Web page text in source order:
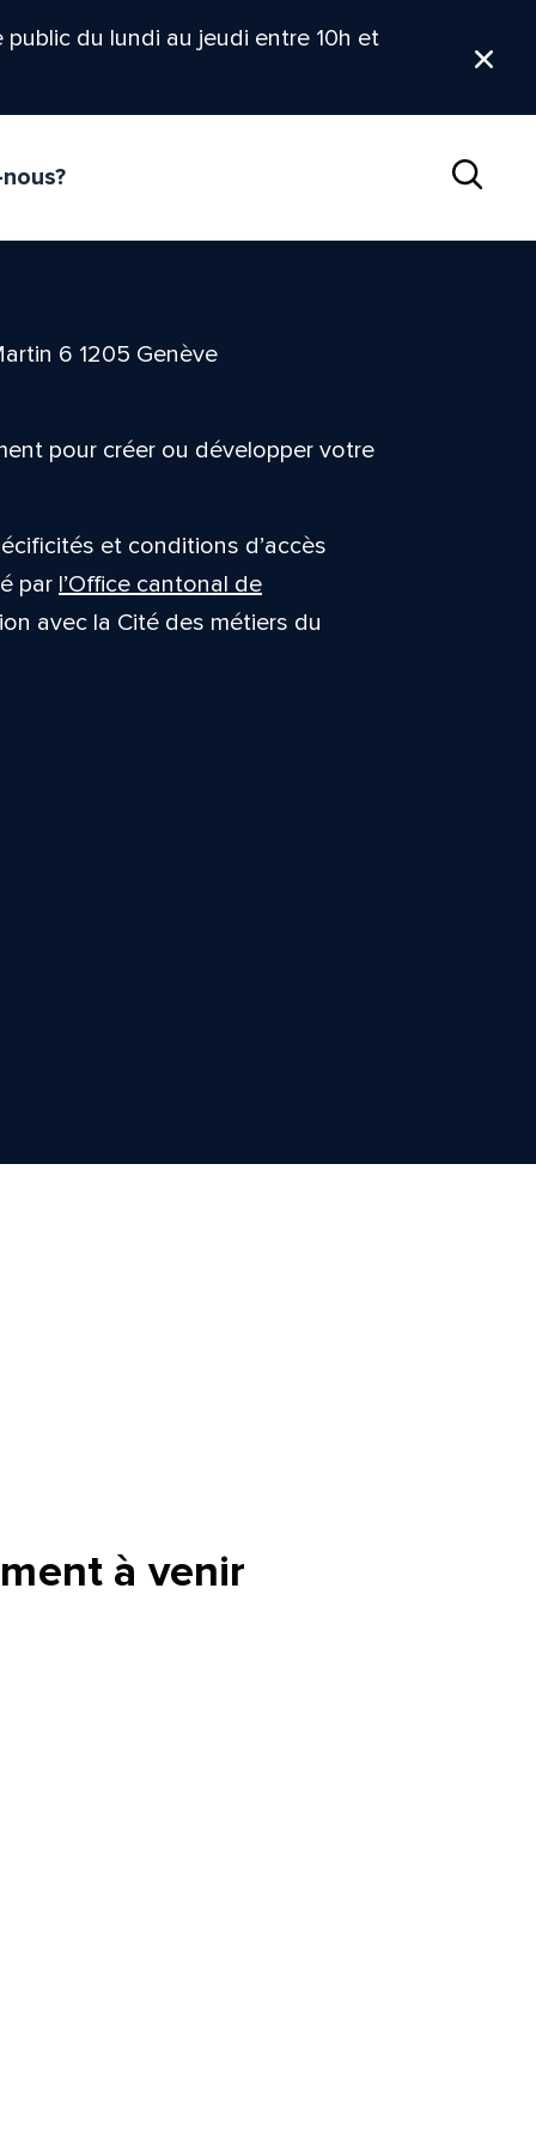
du lundi au jeudi entre 10h et
6 1205 Genève
pour créer ou développer votre
et conditions d’accès
par l’Office cantonal de
avec la Cité des métiers du
à venir